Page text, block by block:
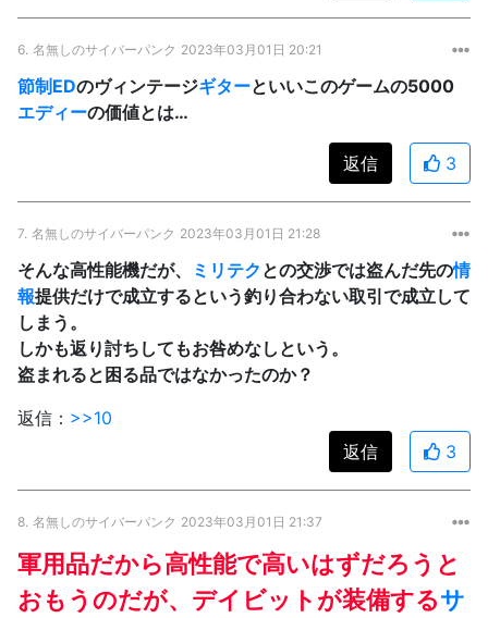
6. 名無しのサイバーパンク 2023年03月01日 20:21
節制EDのヴィンテージギターといいこのゲームの5000
エディーの価値とは…
返信 3
7. 名無しのサイバーパンク 2023年03月01日 21:28
そんな高性能機だが、 ミリテク との交渉では盗んだ先の情
報提供だけで成立するという釣り合わない取引で成立して
しまう。
しかも返り討ちしてもお咎めなしという。
盗まれると困る品ではなかったのか？
返信： >>10
返信
3
8. 名無しのサイバーパンク 2023年03月01日 21:37
軍用品だから高性能で高いはずだろうと
おもうのだが、デイビットが装備するサ